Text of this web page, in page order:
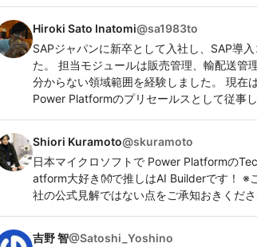
Hiroki Sato Inatomi@sa1983to
SAPジャパンに新卒として入社し、SAP導
た。 担当モジュールは販売管理、輸配送管
分からない領域範囲を経験しました。 現在
Power Platformのプリセールスとして従事し
Shiori Kuramoto@skuramoto
日本マイクロソフトで Power Platformの
atform大好き👐で推しはAI Builderです！ ※
社の公式見解ではない点をご承知おきくださ
吉野 智@Satoshi_Yoshino